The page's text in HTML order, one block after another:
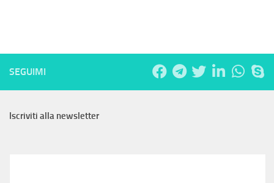
SEGUIMI
Iscriviti alla newsletter